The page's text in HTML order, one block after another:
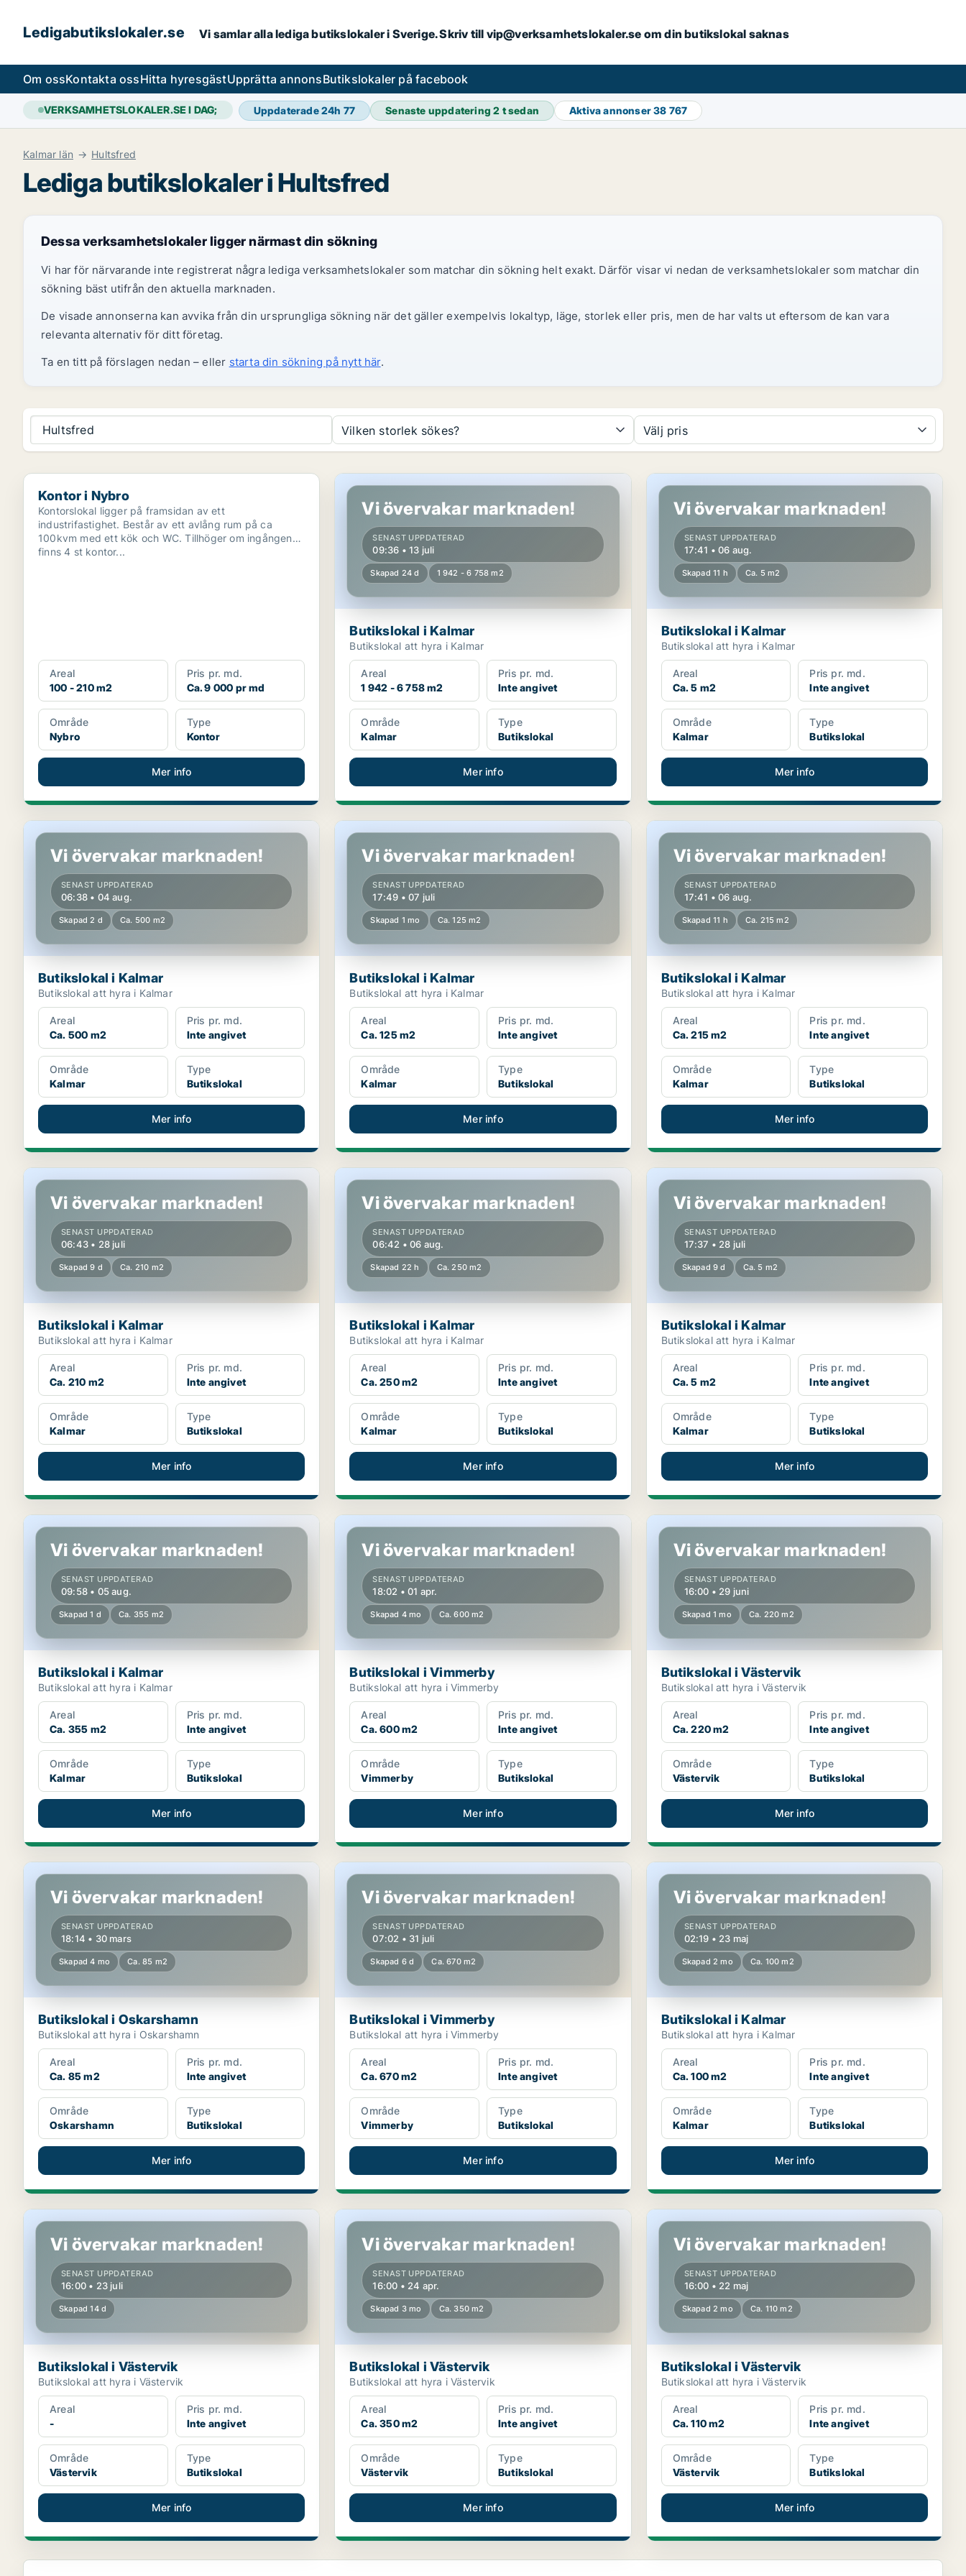
Ledigabutikslokaler.se Vi samlar alla lediga butikslokaler i Sverige. Skriv till vip@verksamhetslokaler.se om din butikslokal saknas
Om ossKontakta ossHitta hyresgästUpprätta annonsButikslokaler på facebook
VERKSAMHETSLOKALER.SE I DAG; Uppdaterade 24h 77 Senaste uppdatering2 t sedan Aktiva annonser38 767
Kalmar län Hultsfred
Lediga butikslokaler i Hultsfred
Dessa verksamhetslokaler ligger närmast din sökning
Vi har för närvarande inte registrerat några lediga verksamhetslokaler som matchar din sökning helt exakt. Därför visar vi nedan de verksamhetslokaler som matchar din
sökning bäst utifrån den aktuella marknaden.
De visade annonserna kan avvika från din ursprungliga sökning när det gäller exempelvis lokaltyp, läge, storlek eller pris, men de har valts ut eftersom de kan vara
relevanta alternativ för ditt företag.
Ta en titt på förslagen nedan – eller starta din sökning på nytt här.
Hultsfred Vilken storlek sökes? Välj pris
Kontor i Nybro
Kontor i Nybro
Kontorslokal ligger på framsidan av ett
industrifastighet. Består av ett avlång rum på ca
100kvm med ett kök och WC. Tillhöger om ingången
finns 4 st kontor...
Areal
100 - 210 m2
Pris pr. md.
Ca. 9 000 pr md
Område
Nybro
Type
Kontor
Mer info
Butikslokal i Kalmar
Vi övervakar marknaden!
SENAST UPPDATERAD
09:36 • 13 juli
Skapad 24 d 1 942 - 6 758 m2
Butikslokal i Kalmar
Butikslokal att hyra i Kalmar
Areal
1 942 - 6 758 m2
Pris pr. md.
Inte angivet
Område
Kalmar
Type
Butikslokal
Mer info
Butikslokal i Kalmar
Vi övervakar marknaden!
SENAST UPPDATERAD
17:41 • 06 aug.
Skapad 11 h Ca. 5 m2
Butikslokal i Kalmar
Butikslokal att hyra i Kalmar
Areal
Ca. 5 m2
Pris pr. md.
Inte angivet
Område
Kalmar
Type
Butikslokal
Mer info
Butikslokal i Kalmar
Vi övervakar marknaden!
SENAST UPPDATERAD
06:38 • 04 aug.
Skapad 2 d Ca. 500 m2
Butikslokal i Kalmar
Butikslokal att hyra i Kalmar
Areal
Ca. 500 m2
Pris pr. md.
Inte angivet
Område
Kalmar
Type
Butikslokal
Mer info
Butikslokal i Kalmar
Vi övervakar marknaden!
SENAST UPPDATERAD
17:49 • 07 juli
Skapad 1 mo Ca. 125 m2
Butikslokal i Kalmar
Butikslokal att hyra i Kalmar
Areal
Ca. 125 m2
Pris pr. md.
Inte angivet
Område
Kalmar
Type
Butikslokal
Mer info
Butikslokal i Kalmar
Vi övervakar marknaden!
SENAST UPPDATERAD
17:41 • 06 aug.
Skapad 11 h Ca. 215 m2
Butikslokal i Kalmar
Butikslokal att hyra i Kalmar
Areal
Ca. 215 m2
Pris pr. md.
Inte angivet
Område
Kalmar
Type
Butikslokal
Mer info
Butikslokal i Kalmar
Vi övervakar marknaden!
SENAST UPPDATERAD
06:43 • 28 juli
Skapad 9 d Ca. 210 m2
Butikslokal i Kalmar
Butikslokal att hyra i Kalmar
Areal
Ca. 210 m2
Pris pr. md.
Inte angivet
Område
Kalmar
Type
Butikslokal
Mer info
Butikslokal i Kalmar
Vi övervakar marknaden!
SENAST UPPDATERAD
06:42 • 06 aug.
Skapad 22 h Ca. 250 m2
Butikslokal i Kalmar
Butikslokal att hyra i Kalmar
Areal
Ca. 250 m2
Pris pr. md.
Inte angivet
Område
Kalmar
Type
Butikslokal
Mer info
Butikslokal i Kalmar
Vi övervakar marknaden!
SENAST UPPDATERAD
17:37 • 28 juli
Skapad 9 d Ca. 5 m2
Butikslokal i Kalmar
Butikslokal att hyra i Kalmar
Areal
Ca. 5 m2
Pris pr. md.
Inte angivet
Område
Kalmar
Type
Butikslokal
Mer info
Butikslokal i Kalmar
Vi övervakar marknaden!
SENAST UPPDATERAD
09:58 • 05 aug.
Skapad 1 d Ca. 355 m2
Butikslokal i Kalmar
Butikslokal att hyra i Kalmar
Areal
Ca. 355 m2
Pris pr. md.
Inte angivet
Område
Kalmar
Type
Butikslokal
Mer info
Butikslokal i Vimmerby
Vi övervakar marknaden!
SENAST UPPDATERAD
18:02 • 01 apr.
Skapad 4 mo Ca. 600 m2
Butikslokal i Vimmerby
Butikslokal att hyra i Vimmerby
Areal
Ca. 600 m2
Pris pr. md.
Inte angivet
Område
Vimmerby
Type
Butikslokal
Mer info
Butikslokal i Västervik
Vi övervakar marknaden!
SENAST UPPDATERAD
16:00 • 29 juni
Skapad 1 mo Ca. 220 m2
Butikslokal i Västervik
Butikslokal att hyra i Västervik
Areal
Ca. 220 m2
Pris pr. md.
Inte angivet
Område
Västervik
Type
Butikslokal
Mer info
Butikslokal i Oskarshamn
Vi övervakar marknaden!
SENAST UPPDATERAD
18:14 • 30 mars
Skapad 4 mo Ca. 85 m2
Butikslokal i Oskarshamn
Butikslokal att hyra i Oskarshamn
Areal
Ca. 85 m2
Pris pr. md.
Inte angivet
Område
Oskarshamn
Type
Butikslokal
Mer info
Butikslokal i Vimmerby
Vi övervakar marknaden!
SENAST UPPDATERAD
07:02 • 31 juli
Skapad 6 d Ca. 670 m2
Butikslokal i Vimmerby
Butikslokal att hyra i Vimmerby
Areal
Ca. 670 m2
Pris pr. md.
Inte angivet
Område
Vimmerby
Type
Butikslokal
Mer info
Butikslokal i Kalmar
Vi övervakar marknaden!
SENAST UPPDATERAD
02:19 • 23 maj
Skapad 2 mo Ca. 100 m2
Butikslokal i Kalmar
Butikslokal att hyra i Kalmar
Areal
Ca. 100 m2
Pris pr. md.
Inte angivet
Område
Kalmar
Type
Butikslokal
Mer info
Butikslokal i Västervik
Vi övervakar marknaden!
SENAST UPPDATERAD
16:00 • 23 juli
Skapad 14 d
Butikslokal i Västervik
Butikslokal att hyra i Västervik
Areal
-
Pris pr. md.
Inte angivet
Område
Västervik
Type
Butikslokal
Mer info
Butikslokal i Västervik
Vi övervakar marknaden!
SENAST UPPDATERAD
16:00 • 24 apr.
Skapad 3 mo Ca. 350 m2
Butikslokal i Västervik
Butikslokal att hyra i Västervik
Areal
Ca. 350 m2
Pris pr. md.
Inte angivet
Område
Västervik
Type
Butikslokal
Mer info
Butikslokal i Västervik
Vi övervakar marknaden!
SENAST UPPDATERAD
16:00 • 22 maj
Skapad 2 mo Ca. 110 m2
Butikslokal i Västervik
Butikslokal att hyra i Västervik
Areal
Ca. 110 m2
Pris pr. md.
Inte angivet
Område
Västervik
Type
Butikslokal
Mer info